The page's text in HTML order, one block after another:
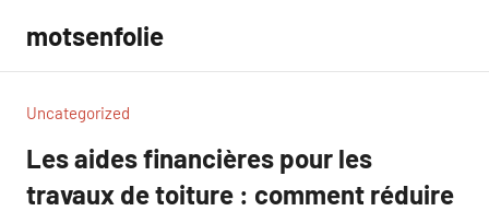
contenu
motsenfolie
Uncategorized
Les aides financières pour les
travaux de toiture : comment réduire